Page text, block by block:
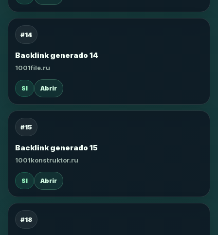
#14
Backlink generado 14
1001file.ru
SI Abrir
#15
Backlink generado 15
1001konstruktor.ru
SI Abrir
#18